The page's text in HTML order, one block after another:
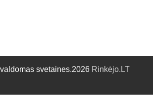
svetaines.2026 Rinkėjo.LT